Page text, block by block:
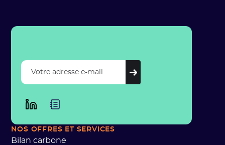
NOS OFFRES ET SERVICES
Bilan carbone